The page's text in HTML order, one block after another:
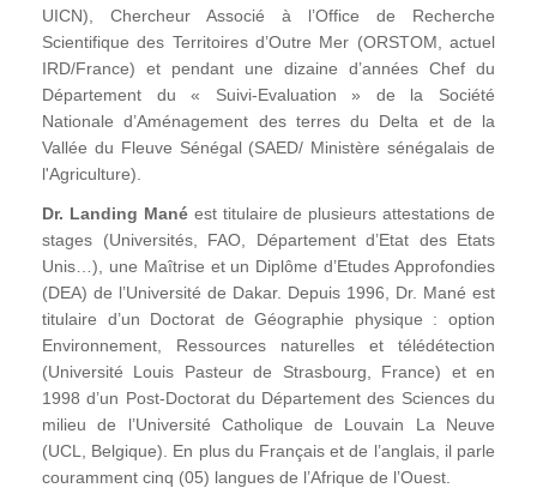
UICN), Chercheur Associé à l’Office de Recherche
Scientifique des Territoires d’Outre Mer (ORSTOM, actuel
IRD/France) et pendant une dizaine d’années Chef du
Département du « Suivi-Evaluation » de la Société
Nationale d’Aménagement des terres du Delta et de la
Vallée du Fleuve Sénégal (SAED/ Ministère sénégalais de
l'Agriculture).
Dr. Landing Manéest titulaire de plusieurs attestations de
stages (Universités, FAO, Département d’Etat des Etats
Unis…), une Maîtrise et un Diplôme d’Etudes Approfondies
(DEA) de l’Université de Dakar. Depuis 1996, Dr. Mané est
titulaire d’un Doctorat de Géographie physique : option
Environnement, Ressources naturelles et télédétection
(Université Louis Pasteur de Strasbourg, France) et en
1998 d’un Post-Doctorat du Département des Sciences du
milieu de l’Université Catholique de Louvain La Neuve
(UCL, Belgique). En plus du Français et de l’anglais, il parle
couramment cinq (05) langues de l’Afrique de l’Ouest.